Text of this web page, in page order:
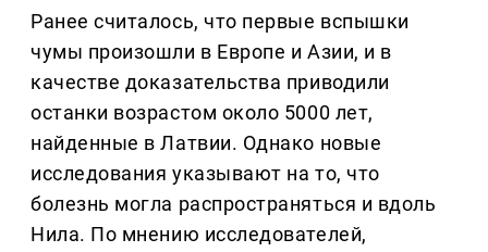
Ранее считалось, что первые вспышки
чумы произошли в Европе и Азии, и в
качестве доказательства приводили
останки возрастом около 5000 лет,
найденные в Латвии. Однако новые
исследования указывают на то, что
болезнь могла распространяться и вдоль
Нила. По мнению исследователей,